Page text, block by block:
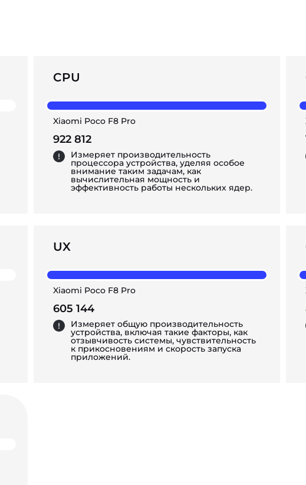
CPU
Xiaomi Poco F8 Pro
922 812
Измеряет производительность
процессора устройства, уделяя особое
внимание таким задачам, как
вычислительная мощность и
эффективность работы нескольких ядер.
UX
Xiaomi Poco F8 Pro
605 144
Измеряет общую производительность
устройства, включая такие факторы, как
отзывчивость системы, чувствительность
к прикосновениям и скорость запуска
приложений.